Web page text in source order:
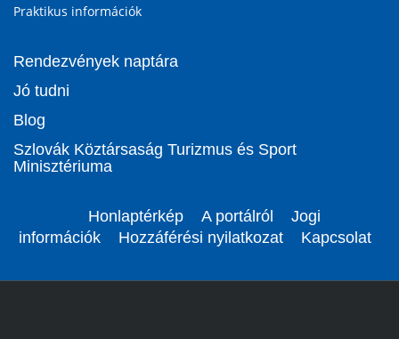
Praktikus információk
Rendezvények naptára
Jó tudni
Blog
Szlovák Köztársaság Turizmus és Sport
Minisztériuma
Honlaptérkép A portálról
Jogi
információk
Hozzáférési nyilatkozat Kapcsolat